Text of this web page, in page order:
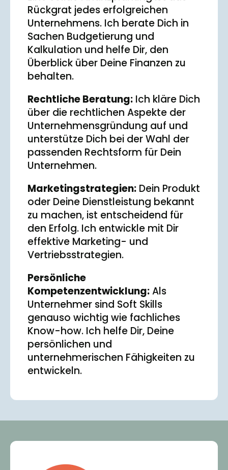
Rückgrat jedes erfolgreichen
Unternehmens. Ich berate Dich in
Sachen Budgetierung und
Kalkulation und helfe Dir, den
Überblick über Deine Finanzen zu
behalten.
Rechtliche Beratung: Ich kläre Dich
über die rechtlichen Aspekte der
Unternehmensgründung auf und
unterstütze Dich bei der Wahl der
passenden Rechtsform für Dein
Unternehmen.
Marketingstrategien: Dein Produkt
oder Deine Dienstleistung bekannt
zu machen, ist entscheidend für
den Erfolg. Ich entwickle mit Dir
effektive Marketing- und
Vertriebsstrategien.
Persönliche
Kompetenzentwicklung:Als
Unternehmer sind Soft Skills
genauso wichtig wie fachliches
Know-how. Ich helfe Dir, Deine
persönlichen und
unternehmerischen Fähigkeiten zu
entwickeln.